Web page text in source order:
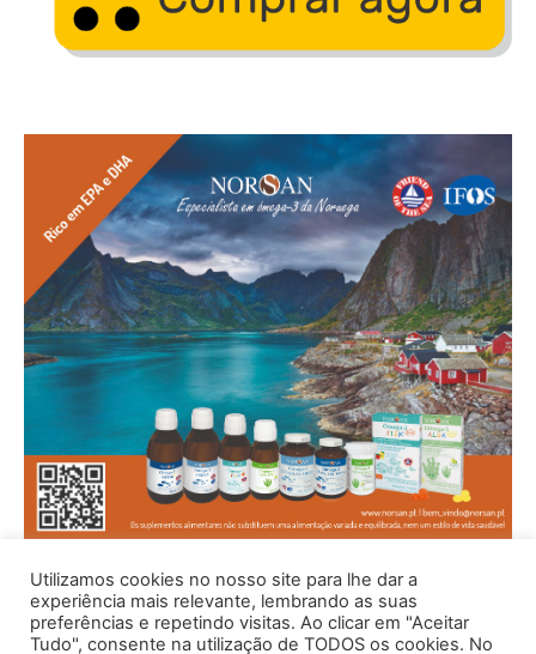
Utilizamos cookies no nosso site para lhe dar a
experiência mais relevante, lembrando as suas
preferências e repetindo visitas. Ao clicar em "Aceitar
Tudo", consente na utilização de TODOS os cookies. No